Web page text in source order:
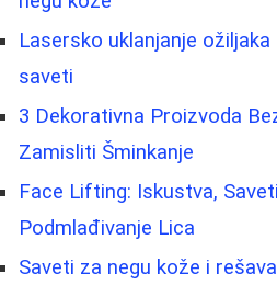
Lasersko uklanjanje
saveti
3 Dekorativna Proizvoda
Zamisliti Šminkanje
Face Lifting: Iskustva,
Podmlađivanje Lica
Saveti za negu kože i